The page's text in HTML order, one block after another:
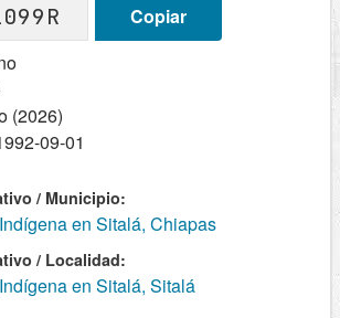
Copiar
(2026)
09-01
/ Municipio:
en Sitalá, Chiapas
/ Localidad:
en Sitalá, Sitalá